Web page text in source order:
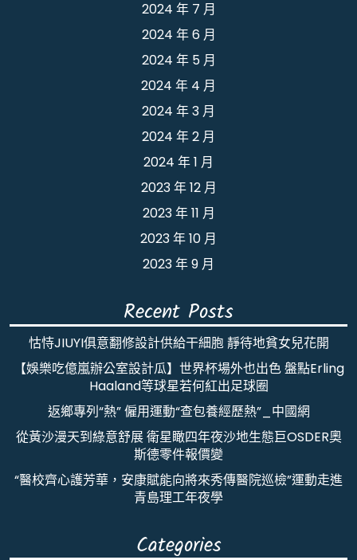
2024 年 7 月
2024 年 6 月
2024 年 5 月
2024 年 4 月
2024 年 3 月
2024 年 2 月
2024 年 1 月
2023 年 12 月
2023 年 11 月
2023 年 10 月
2023 年 9 月
Recent Posts
怙恃JIUYI俱意翻修設計供給干細胞 靜待地貧女兒花開
【娛樂吃億嵐辦公室設計瓜】世界杯場外也出色 盤點Erling
Haaland等球星若何紅出足球圈
返鄉專列“熱” 僱用運動“查包養經歷熱”_中國網
從黃沙漫天到綠意舒展 衛星瞰四年夜沙地生態巨OSDER奧
斯德零件報價變
“醫校齊心護芳華，安康賦能向將來秀傳醫院巡檢”運動走進
青島理工年夜學
Categories